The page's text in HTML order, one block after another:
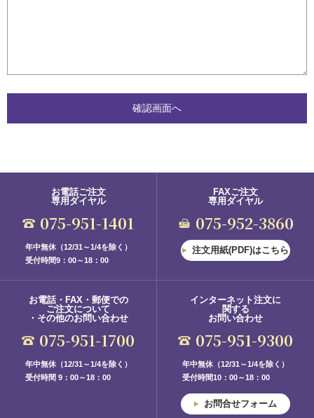
お電話ご注文
専用ダイヤル
075-951-1401
年中無休（12/31～1/4を除く）
受付時間9：00～18：00
FAXご注文
専用ダイヤル
075-952-3860
注文用紙(PDF)はこちら
お電話・FAX・郵便での
ご注文について
・その他のお問い合わせ
075-951-1700
年中無休（12/31～1/4を除く）
受付時間 9：00～18：00
インターネット注文に
関する
お問い合わせ
075-951-9300
年中無休（12/31～1/4を除く）
受付時間10：00～18：00
お問合せフォーム